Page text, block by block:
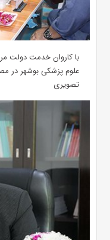
با کاروان خدمت دولت
علوم پزشکی بوشهر در
تصویری